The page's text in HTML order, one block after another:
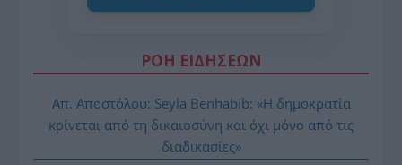
ΡΟΗ ΕΙΔΗΣΕΩΝ
Απ. Αποστόλου: Seyla Benhabib: «Η δημοκρατία
κρίνεται από τη δικαιοσύνη και όχι μόνο από τις
διαδικασίες»